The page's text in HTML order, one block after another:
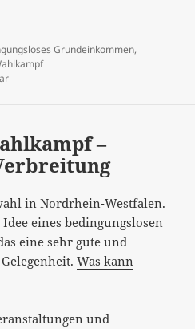
Grundeinkommen,
zu Das BGE im Wahlkampf – Chancen
–
in Nordrhein-Westfalen.
eines bedingungslosen
eine sehr gute und
Was kann
und